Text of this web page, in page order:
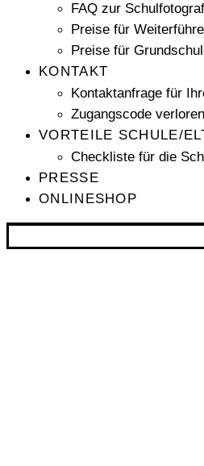
FAQ zur
Preise für
Preise für
KONTAKT
Kontaktanfrage für
Zugangscode verloren
VORTEILE SCHULE/
Checkliste für die
PRESSE
ONLINESHOP